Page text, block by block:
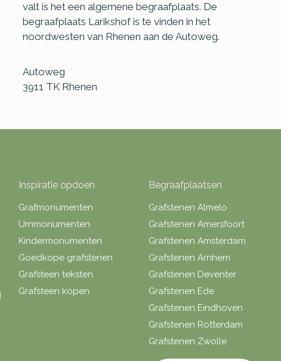
valt is het een algemene begraafplaats. De
begraafplaats Larikshof is te vinden in het
noordwesten van Rhenen aan de Autoweg.
Autoweg
3911 TK Rhenen
Inspiratie opdoen
Grafmonumenten
Urnmonumenten
Kindermonumenten
Goedkope grafstenen
Grafsteen teksten
Grafsteen kopen
Begraafplaatsen
Grafstenen Almelo
Grafstenen Amersfoort
Grafstenen Amsterdam
Grafstenen Arnhem
Grafstenen Deventer
Grafstenen Ede
Grafstenen Eindhoven
Grafstenen Rotterdam
Grafstenen Zwolle